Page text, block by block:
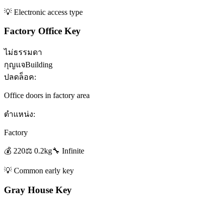
💡 Electronic access type
Factory Office Key
ไม่ธรรมดา
กุญแจBuilding
ปลดล็อค:
Office doors in factory area
ตำแหน่ง:
Factory
💰 220⚖️ 0.2kg🔧 Infinite
💡 Common early key
Gray House Key